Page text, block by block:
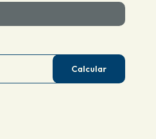
Calcular